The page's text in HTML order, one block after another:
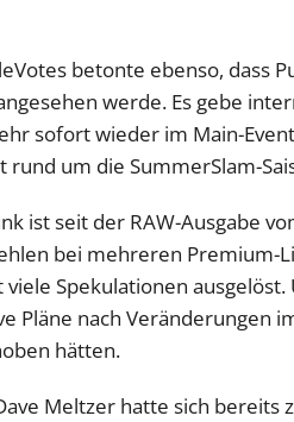
betonte ebenso, dass
werde. Es gebe
sofort wieder im Main-
rund um die SummerSlam-
ist seit der RAW-Ausgabe
bei mehreren Premium-
viele Spekulationen
Pläne nach Veränderungen
hätten.
Meltzer hatte sich bereits